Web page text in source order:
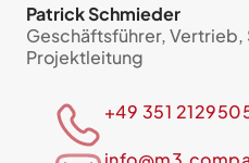
Patrick Schmieder
Geschäftsführer, Vertrieb,
Projektleitung
+49 351